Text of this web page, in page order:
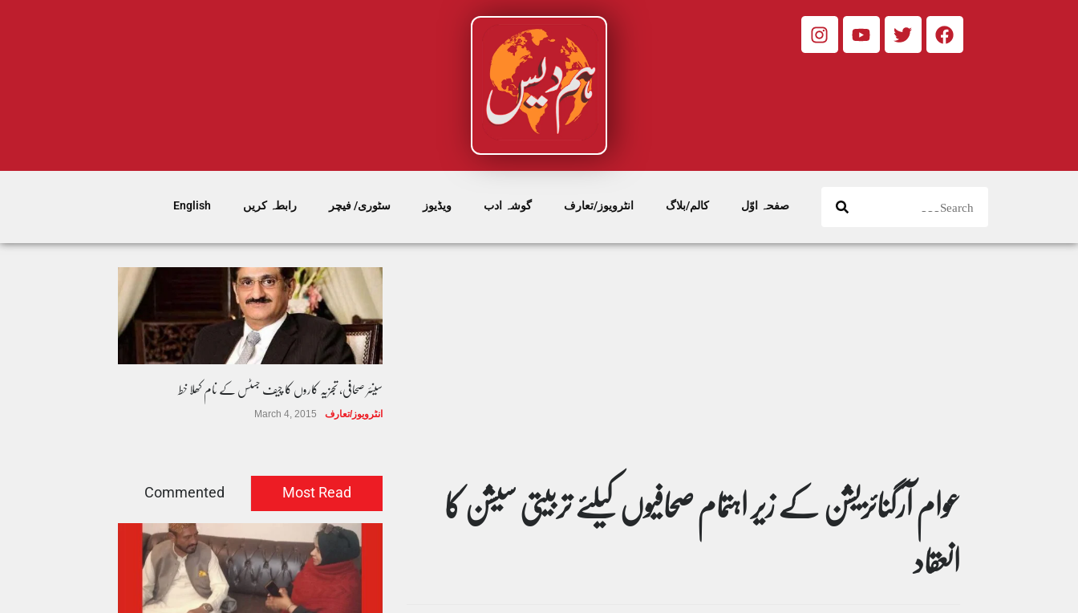
صفحہ اوّل کالم/بلاگ انٹرویوز/تعارف گوشہ ادب ویڈیوز سٹوری/ فیچر رابطہ کریں English
سینئر صحافی، تجزیہ کاروں کا چیف جسٹس کے نام کھلا خط
انٹرویوز/تعارف March 4, 2015
عوام آرگنائزیشن کے زیر اہتمام صحافیوں کیلئے تربیتی سیشن کا
انعقاد
Most Read
Commented